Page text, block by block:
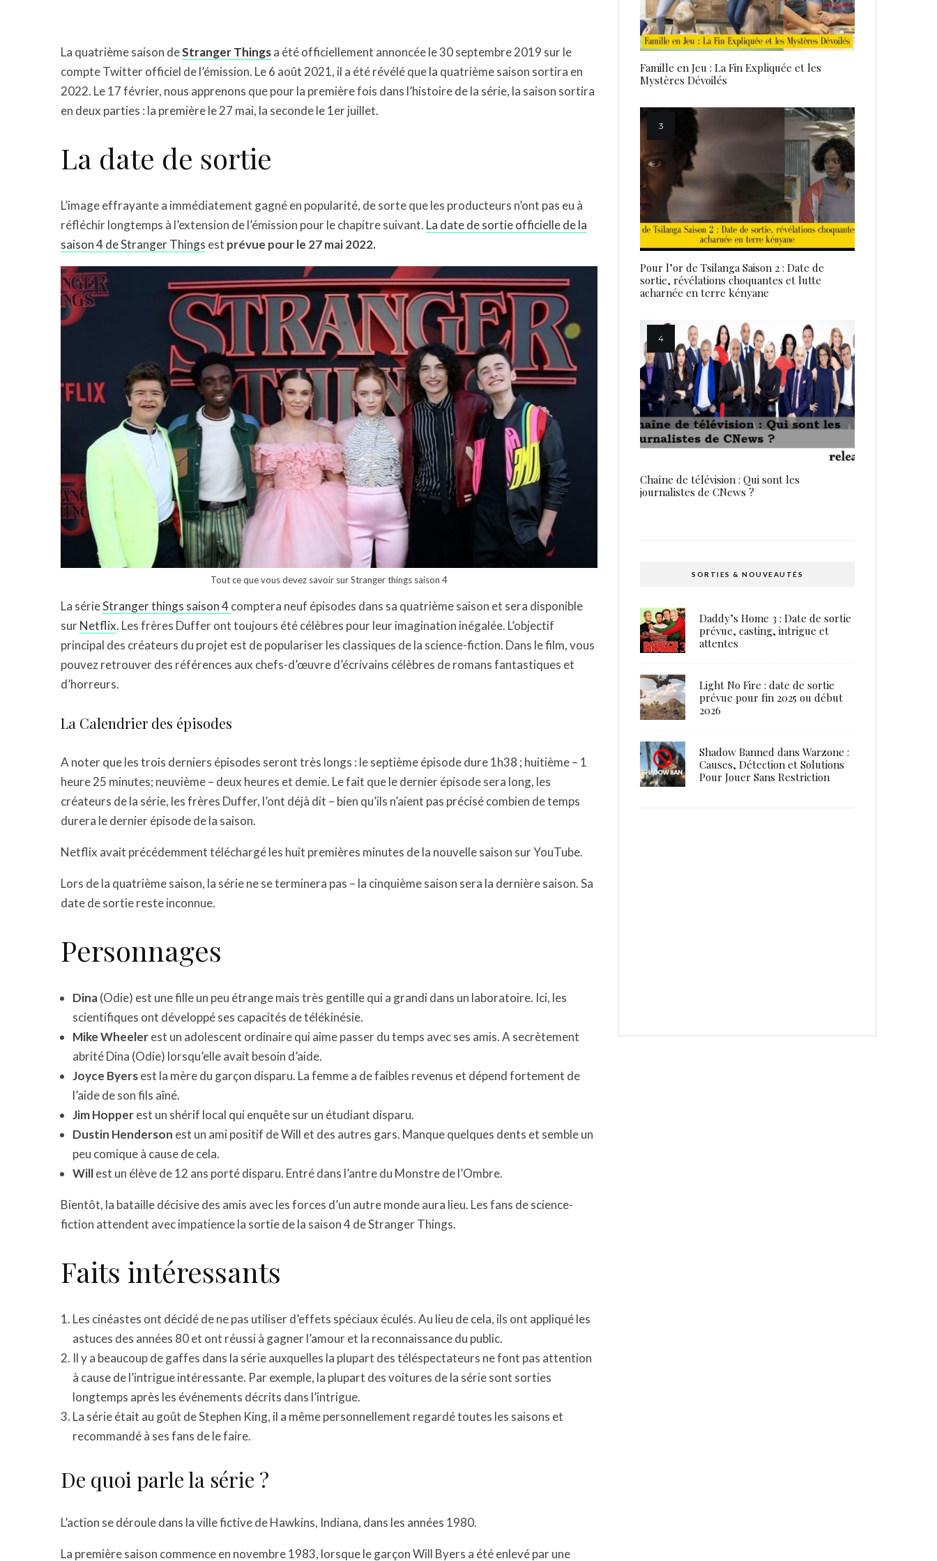
La quatrième saison deStranger Thingsa été officiellement annoncée le 30 septembre 2019 sur le
compte Twitter officiel de l’émission. Le 6 août 2021, il a été révélé que la quatrième saison sortira en
2022. Le 17 février, nous apprenons que pour la première fois dans l’histoire de la série, la saison sortira
en deux parties : la première le 27 mai, la seconde le 1er juillet.
La date de sortie
L’image effrayante a immédiatement gagné en popularité, de sorte que les producteurs n’ont pas eu à
réfléchir longtemps à l’extension de l’émission pour le chapitre suivant. La date de sortie officielle de la
saison 4 de Stranger Things est prévue pour le 27 mai 2022.
Tout ce que vous devez savoir sur Stranger things saison 4
La sérieStranger things saison 4comptera neuf épisodes dans sa quatrième saison et sera disponible
surNetflix. Les frères Duffer ont toujours été célèbres pour leur imagination inégalée. L’objectif
principal des créateurs du projet est de populariser les classiques de la science-fiction. Dans le film, vous
pouvez retrouver des références aux chefs-d’œuvre d’écrivains célèbres de romans fantastiques et
d’horreurs.
La Calendrier des épisodes
A noter que les trois derniers épisodes seront très longs : le septième épisode dure 1h38 ; huitième – 1
heure 25 minutes; neuvième – deux heures et demie. Le fait que le dernier épisode sera long, les
créateurs de la série, les frères Duffer, l’ont déjà dit – bien qu’ils n’aient pas précisé combien de temps
durera le dernier épisode de la saison.
Netflix avait précédemment téléchargé les huit premières minutes de la nouvelle saison sur YouTube.
Lors de la quatrième saison, la série ne se terminera pas – la cinquième saison sera la dernière saison. Sa
date de sortie reste inconnue.
Personnages
Dina(Odie) est une fille un peu étrange mais très gentille qui a grandi dans un laboratoire. Ici, les
scientifiques ont développé ses capacités de télékinésie.
Mike Wheelerest un adolescent ordinaire qui aime passer du temps avec ses amis. A secrètement
abrité Dina (Odie) lorsqu’elle avait besoin d’aide.
Joyce Byersest la mère du garçon disparu. La femme a de faibles revenus et dépend fortement de
l’aide de son fils aîné.
Jim Hopperest un shérif local qui enquête sur un étudiant disparu.
Dustin Henderson est un ami positif de Will et des autres gars. Manque quelques dents et semble un
peu comique à cause de cela.
Willest un élève de 12 ans porté disparu. Entré dans l’antre du Monstre de l’Ombre.
Bientôt, la bataille décisive des amis avec les forces d’un autre monde aura lieu. Les fans de science-
fiction attendent avec impatience la sortie de la saison 4 de Stranger Things.
Faits intéressants
Les cinéastes ont décidé de ne pas utiliser d’effets spéciaux éculés. Au lieu de cela, ils ont appliqué les
astuces des années 80 et ont réussi à gagner l’amour et la reconnaissance du public.
Il y a beaucoup de gaffes dans la série auxquelles la plupart des téléspectateurs ne font pas attention
à cause de l’intrigue intéressante. Par exemple, la plupart des voitures de la série sont sorties
longtemps après les événements décrits dans l’intrigue.
La série était au goût de Stephen King, il a même personnellement regardé toutes les saisons et
recommandé à ses fans de le faire.
De quoi parle la série ?
L’action se déroule dans la ville fictive de Hawkins, Indiana, dans les années 1980.
La première saison commence en novembre 1983, lorsque le garçon Will Byers a été enlevé par une
Famille en Jeu : La Fin Expliquée et les
Mystères Dévoilés
Pour l’or de Tsilanga Saison 2 : Date de
sortie, révélations choquantes et lutte
acharnée en terre kényane
Chaîne de télévision : Qui sont les
journalistes de CNews ?
SORTIES & NOUVEAUTÉS
Daddy’s Home 3 : Date de sortie
prévue, casting, intrigue et
attentes
Light No Fire : date de sortie
prévue pour fin 2025 ou début
2026
Shadow Banned dans Warzone :
Causes, Détection et Solutions
Pour Jouer Sans Restriction